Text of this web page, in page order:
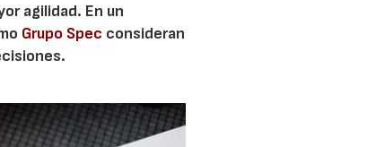
agilidad. En un
Grupo Spec consideran